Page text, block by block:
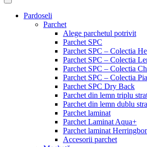
Pardoseli
Parchet
Alege parchetul potrivit
Parchet SPC
Parchet SPC – Colectia
Parchet SPC – Colectia
Parchet SPC – Colectia
Parchet SPC – Colectia
Parchet SPC Dry Back
Parchet din lemn triplu
Parchet din lemn dublu
Parchet laminat
Parchet Laminat Aqua+
Parchet laminat
Accesorii parchet